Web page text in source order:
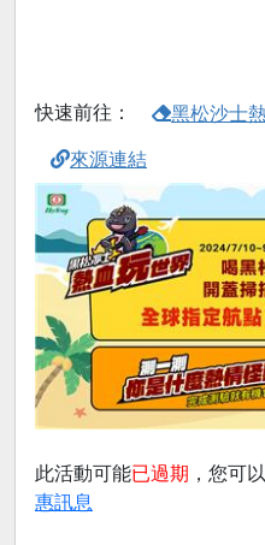
快速前往： 黑松沙士
來源連結
此活動可能已過期 ，您可以
惠訊息